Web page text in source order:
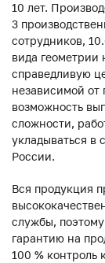
10 лет.
3
сотрудников,
вида геометрии
справедливую
независимой от
возможность
сложности,
укладываться в
России.
Вся продукция
службы,
гарантию на
100 % контроль